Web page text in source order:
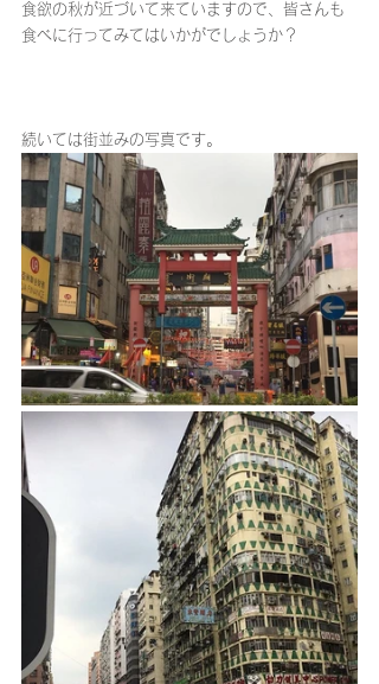
食欲の秋が近づいて来ていますので、皆さんも
食べに行ってみてはいかがでしょうか？
続いては街並みの写真です。